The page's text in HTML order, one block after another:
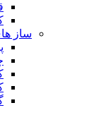
ساز